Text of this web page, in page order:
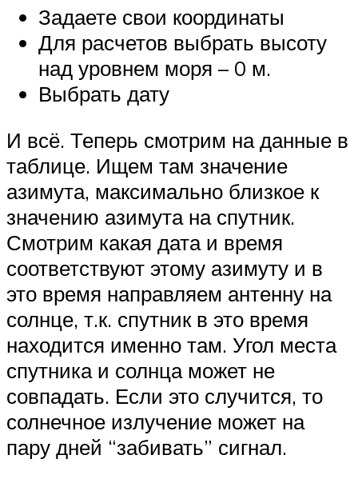
Задаете свои координаты
Для расчетов выбрать высоту
над уровнем моря – 0 м.
Выбрать дату
И всё. Теперь смотрим на данные в
таблице. Ищем там значение
азимута, максимально близкое к
значению азимута на спутник.
Смотрим какая дата и время
соответствуют этому азимуту и в
это время направляем антенну на
солнце, т.к. спутник в это время
находится именно там. Угол места
спутника и солнца может не
совпадать. Если это случится, то
солнечное излучение может на
пару дней “забивать” сигнал.